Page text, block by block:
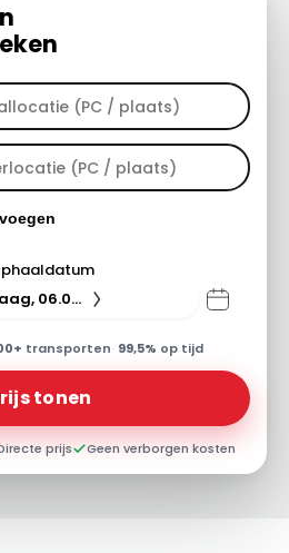
Vandaag, 06.08.26
transporten· 99,5% op tijd
tonen
prijs Geen verborgen kosten